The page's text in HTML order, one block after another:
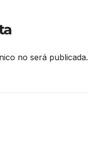
no será publicada.